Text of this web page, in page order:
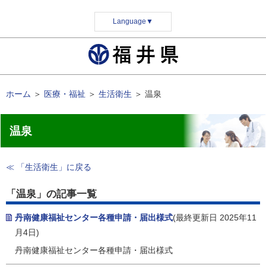
Language ▼
ホーム ＞ 医療・福祉 ＞ 生活衛生 ＞ 温泉
温泉
≪ 「生活衛生」に戻る
「温泉」の記事一覧
丹南健康福祉センター各種申請・届出様式(最終更新日 2025年11
月4日)
丹南健康福祉センター各種申請・届出様式